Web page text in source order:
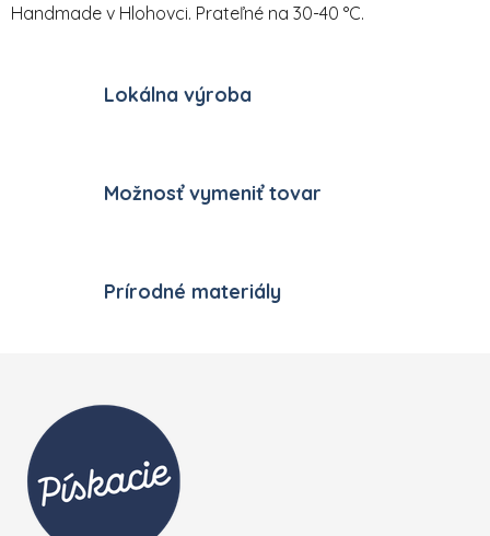
Handmade v Hlohovci. Prateľné na 30-40 °C.
Lokálna výroba
Možnosť vymeniť tovar
Prírodné materiály